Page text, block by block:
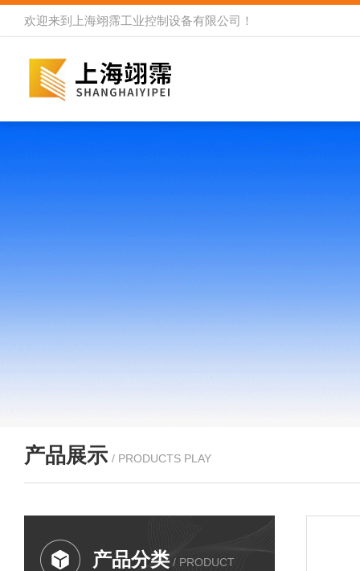
欢迎来到 上海翊霈工业控制设备有限公司 ！
产品展示 / PRODUCTS PLAY
产品分类 / PRODUCT